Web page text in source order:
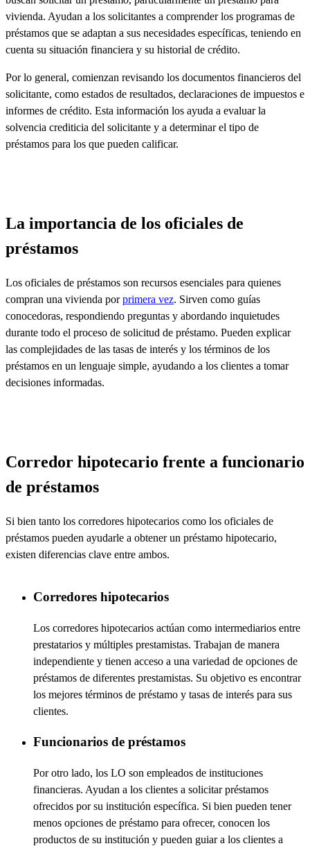
vivienda. Ayudan a los solicitantes a comprender los programas de
préstamos que se adaptan a sus necesidades específicas, teniendo en
cuenta su situación financiera y su historial de crédito.
Por lo general, comienzan revisando los documentos financieros del
solicitante, como estados de resultados, declaraciones de impuestos e
informes de crédito. Esta información los ayuda a evaluar la
solvencia crediticia del solicitante y a determinar el tipo de
préstamos para los que pueden calificar.
La importancia de los oficiales de
préstamos
Los oficiales de préstamos son recursos esenciales para quienes
compran una vivienda porprimera vez. Sirven como guías
conocedoras, respondiendo preguntas y abordando inquietudes
durante todo el proceso de solicitud de préstamo. Pueden explicar
las complejidades de las tasas de interés y los términos de los
préstamos en un lenguaje simple, ayudando a los clientes a tomar
decisiones informadas.
Corredor hipotecario frente a funcionario
de préstamos
Si bien tanto los corredores hipotecarios como los oficiales de
préstamos pueden ayudarle a obtener un préstamo hipotecario,
existen diferencias clave entre ambos.
Corredores hipotecarios
Los corredores hipotecarios actúan como intermediarios entre
prestatarios y múltiples prestamistas. Trabajan de manera
independiente y tienen acceso a una variedad de opciones de
préstamos de diferentes prestamistas. Su objetivo es encontrar
los mejores términos de préstamo y tasas de interés para sus
clientes.
Funcionarios de préstamos
Por otro lado, los LO son empleados de instituciones
financieras. Ayudan a los clientes a solicitar préstamos
ofrecidos por su institución específica. Si bien pueden tener
menos opciones de préstamo para ofrecer, conocen los
productos de su institución y pueden guiar a los clientes a